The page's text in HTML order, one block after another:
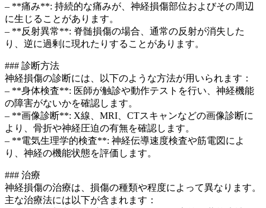
– **痛み**: 持続的な痛みが、神経損傷部位およびその周辺
に生じることがあります。
– **反射異常**: 脊髄損傷の場合、通常の反射が消失した
り、逆に過剰に現れたりすることがあります。
### 診断方法
神経損傷の診断には、以下のような方法が用いられます：
– **身体検査**: 医師が触診や動作テストを行い、神経機能
の障害がないかを確認します。
– **画像診断**: X線、MRI、CTスキャンなどの画像診断に
より、骨折や神経圧迫の有無を確認します。
– **電気生理学的検査**: 神経伝導速度検査や筋電図によ
り、神経の機能状態を評価します。
### 治療
神経損傷の治療は、損傷の種類や程度によって異なります。
主な治療法には以下が含まれます：